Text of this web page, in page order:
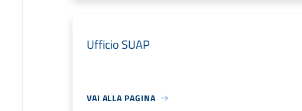
Ufficio SUAP
VAI ALLA PAGINA